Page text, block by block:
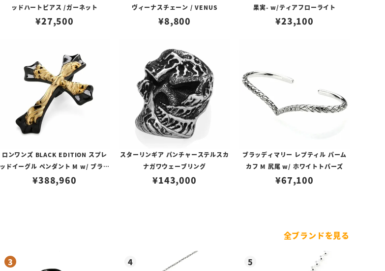
ッドハートピアス /ガーネット
¥27,500
ヴィーナスチェーン / VENUS
¥8,800
果実- w/ティアフローライト
¥23,100
ロンワンズ BLACK EDITION スプレ
ッドイーグル ペンダント M w/ ブラッ
クコーティング w/ K18イエローゴー
¥388,960
スターリンギア パンチャーステルスカ
ナガワウェーブリング
¥143,000
ブラッディマリー レプティル パーム
カフ M 尻尾 w/ ホワイトトパーズ
¥67,100
全ブランドを見る